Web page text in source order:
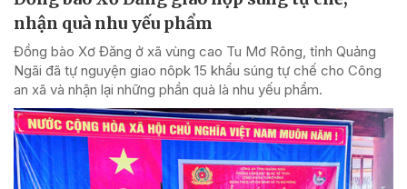
nhận quà nhu yếu phẩm
Đồng bào Xơ Đăng ở xã vùng cao Tu Mơ Rông, tỉnh Quảng
Ngãi đã tự nguyện giao nôpk 15 khẩu súng tự chế cho Công
an xã và nhận lại những phần quà là nhu yếu phẩm.